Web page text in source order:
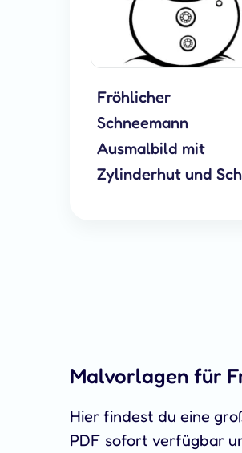
Fröhlicher
Schneemann
Ausmalbild mit
Zylinderhut und
Malvorlagen für
Hier findest du eine
PDF sofort verfügbar